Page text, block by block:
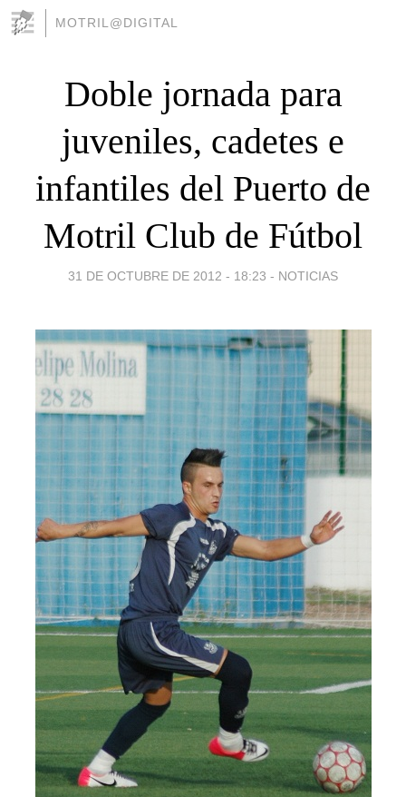
MOTRIL@DIGITAL
Doble jornada para
juveniles, cadetes e
infantiles del Puerto de
Motril Club de Fútbol
31 DE OCTUBRE DE 2012 - 18:23 - NOTICIAS